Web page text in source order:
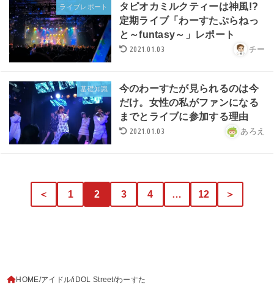
ライブレポート
タピオカミルクティーは神風!?
定期ライブ「わーすたぷらねっ
と～funtasy～」レポート
2021.01.03 チー
基礎知識
今のわーすたが見られるのは今
だけ。女性の私がファンになる
までとライブに参加する理由
2021.01.03 あろえ
＜ 1 2 3 4 … 12 ＞
HOME アイドル iDOL Street わーすた